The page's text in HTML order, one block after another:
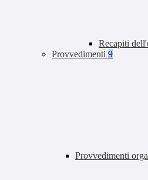
Recapiti
Provvedimenti 9
Provvedimenti